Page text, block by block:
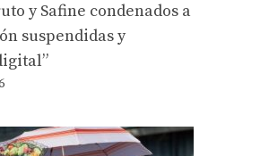
y Safine condenados a
suspendidas y